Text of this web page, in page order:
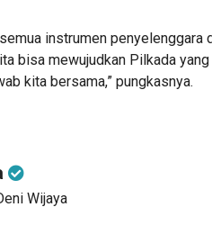
instrumen penyelenggara
bisa mewujudkan Pilkada
kita bersama,” pungkasnya.
Wijaya